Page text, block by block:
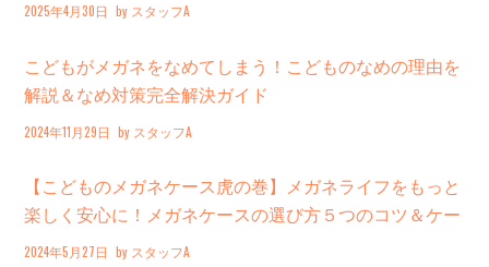
2025年4月30日 by スタッフA
こどもがメガネをなめてしまう！こどものなめの理由を
解説＆なめ対策完全解決ガイド
2024年11月29日 by スタッフA
【こどものメガネケース虎の巻】メガネライフをもっと
楽しく安心に！メガネケースの選び方５つのコツ＆ケー
ス15選
2024年5月27日 by スタッフA